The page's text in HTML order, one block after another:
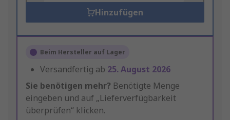
Hinzufügen
Beim Hersteller auf Lager
Versandfertig ab 25. August 2026
Sie benötigen mehr? Benötigte Menge
eingeben und auf „Lieferverfügbarkeit
überprüfen“ klicken.